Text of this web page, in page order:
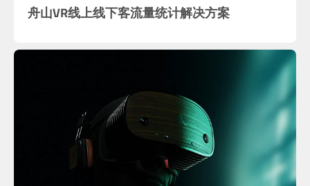
舟山VR线上线下客流量统计解决方案